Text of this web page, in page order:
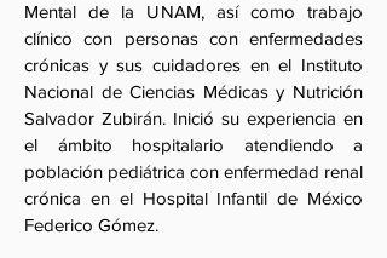
Mental de la UNAM, así como trabajo
clínico con personas con enfermedades
crónicas y sus cuidadores en el Instituto
Nacional de Ciencias Médicas y Nutrición
Salvador Zubirán. Inició su experiencia en
el ámbito hospitalario atendiendo a
población pediátrica con enfermedad renal
crónica en el Hospital Infantil de México
Federico Gómez.